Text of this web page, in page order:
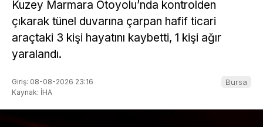
Kuzey Marmara Otoyolu’nda kontrolden
çıkarak tünel duvarına çarpan hafif ticari
araçtaki 3 kişi hayatını kaybetti, 1 kişi ağır
yaralandı.
Giriş: 08-08-2026 23:16
Kaynak: İHA
Bursa